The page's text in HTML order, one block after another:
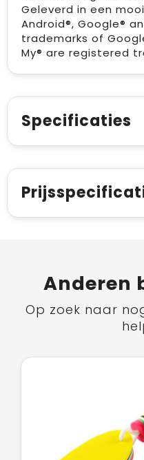
Geleverd in een
Android®, Google®
trademarks of
My® are registered
Specificaties
Anderen
Op zoek naar